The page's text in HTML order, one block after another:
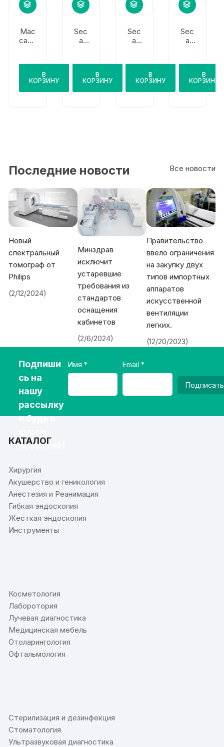
Мас
са-К
В
КОРЗИНУ
Sec
a
В
КОРЗИНУ
Sec
a
В
КОРЗИНУ
Sec
a
В
КОРЗИНУ
Все новости
Последние новости
Новый
спектральный
томограф от
Philips
(2/12/2024)
Минздрав
исключит
устаревшие
требования из
стандартов
оснащения
кабинетов
(2/6/2024)
Правительство
ввело ограничения
на закупку двух
типов импортных
аппаратов
искусственной
вентиляции
легких.
(12/20/2023)
Подпиши
сь на
нашу
рассылку
и будь в
новостей!
Имя Email
КАТАЛОГ
Хирургия
Акушерство и геникология
Анестезия и Реанимация
Гибкая эндоскопия
Жесткая эндоскопия
Инструменты
Косметология
Лаборотория
Лучевая диагностика
Медицинская мебель
Отоларингология
Офтальмология
Стерилизация и дезинфекция
Стоматология
Ультразвуковая диагностика